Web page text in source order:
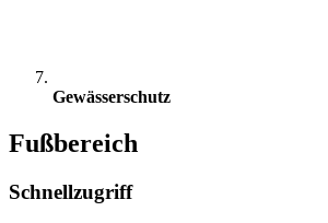
Gewässerschutz
Fußbereich
Schnellzugriff